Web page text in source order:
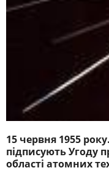
15 червня 1955
підписують Угоду
області атомних